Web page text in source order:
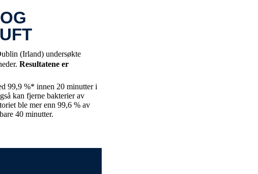
(Irland) undersøkte
Resultatene er
99,9 %* innen 20 minutter i
kan fjerne bakterier av
ble mer enn 99,6 % av
40 minutter.